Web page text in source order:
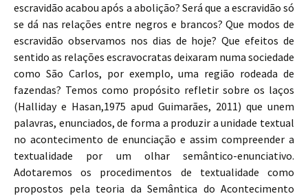
escravidão acabou após a abolição? Será que a escravidão só
se dá nas relações entre negros e brancos? Que modos de
escravidão observamos nos dias de hoje? Que efeitos de
sentido as relações escravocratas deixaram numa sociedade
como São Carlos, por exemplo, uma região rodeada de
fazendas? Temos como propósito refletir sobre os laços
(Halliday e Hasan,1975 apud Guimarães, 2011) que unem
palavras, enunciados, de forma a produzir a unidade textual
no acontecimento de enunciação e assim compreender a
textualidade por um olhar semântico-enunciativo.
Adotaremos os procedimentos de textualidade como
propostos pela teoria da Semântica do Acontecimento